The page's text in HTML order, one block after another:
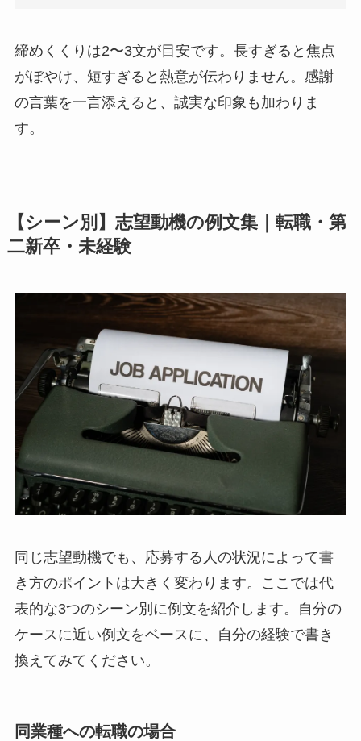
締めくくりは2〜3文が目安です。長すぎると焦点
がぼやけ、短すぎると熱意が伝わりません。感謝
の言葉を一言添えると、誠実な印象も加わりま
す。
【シーン別】志望動機の例文集｜転職・第
二新卒・未経験
同じ志望動機でも、応募する人の状況によって書
き方のポイントは大きく変わります。ここでは代
表的な3つのシーン別に例文を紹介します。自分の
ケースに近い例文をベースに、自分の経験で書き
換えてみてください。
同業種への転職の場合